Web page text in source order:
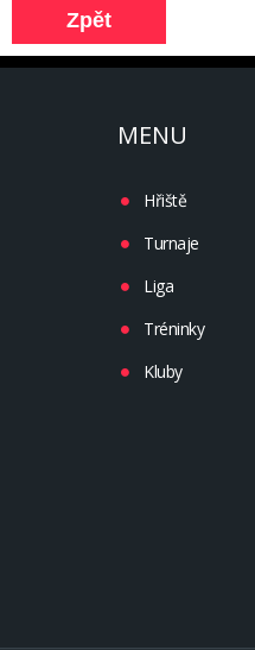
MENU
Hřiště
Turnaje
Liga
Tréninky
Kluby